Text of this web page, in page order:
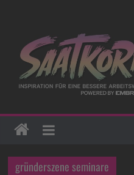
gründerszene seminare